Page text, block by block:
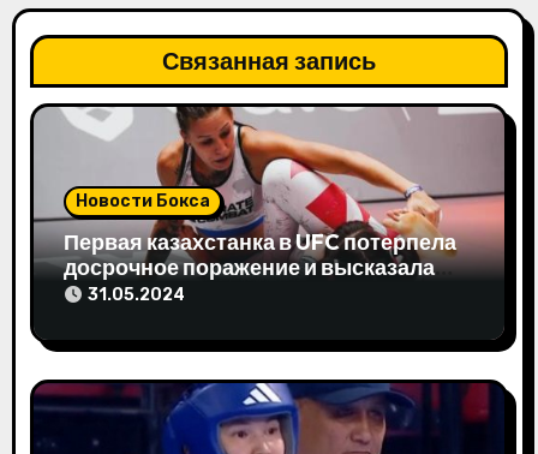
и
я
з
а
п
и
с
Связанная запись
Новости Бокса
Первая казахстанка в UFC потерпела
досрочное поражение и высказала
свое мнение
31.05.2024